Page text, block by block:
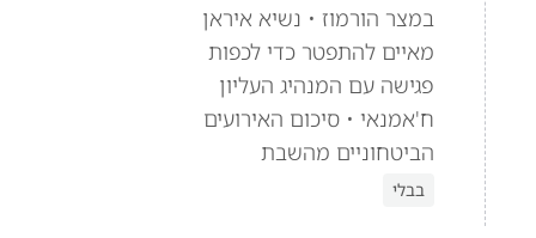
במצר הורמוז • נשיא איראן
מאיים להתפטר כדי לכפות
פגישה עם המנהיג העליון
ח'אמנאי • סיכום האירועים
הביטחוניים מהשבת
בבלי